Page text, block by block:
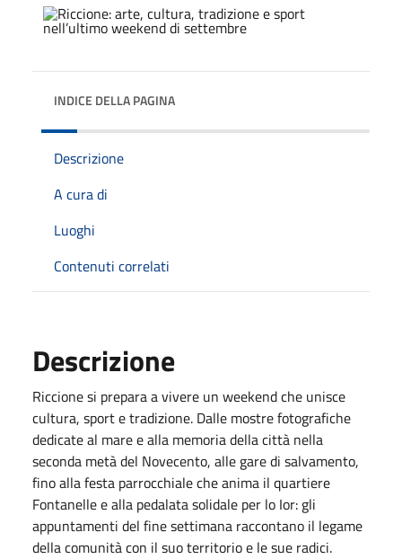
INDICE DELLA PAGINA
Descrizione
A cura di
Luoghi
Contenuti correlati
Descrizione
Riccione si prepara a vivere un weekend che unisce
cultura, sport e tradizione. Dalle mostre fotografiche
dedicate al mare e alla memoria della città nella
seconda metà del Novecento, alle gare di salvamento,
fino alla festa parrocchiale che anima il quartiere
Fontanelle e alla pedalata solidale per lo Ior: gli
appuntamenti del fine settimana raccontano il legame
della comunità con il suo territorio e le sue radici.